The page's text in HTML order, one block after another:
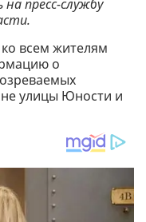
на пресс-службу
всем жителям
о
улицы Юности и